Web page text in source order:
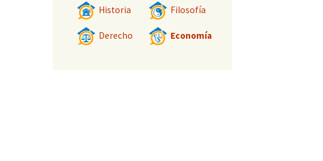
Historia Filosofía
Derecho Economía